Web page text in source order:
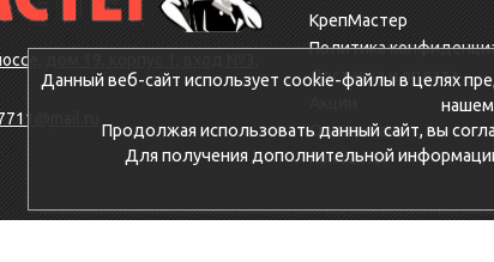
дом 19, корпус 1, вход №3,
КрепМастер
Политика
Доставка и оплата
Оптовикам
Контакты
Данный веб-сайт использует cookie-файлы в целях
нашем
Продолжая использовать данный сайт, вы
Для получения дополнительной